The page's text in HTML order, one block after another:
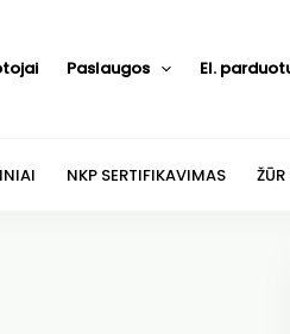
Paslaugos El.
NKP SERTIFIKAVIMAS